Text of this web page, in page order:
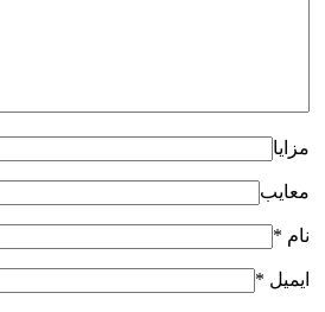
مزایا
معایب
نام *
ایمیل *